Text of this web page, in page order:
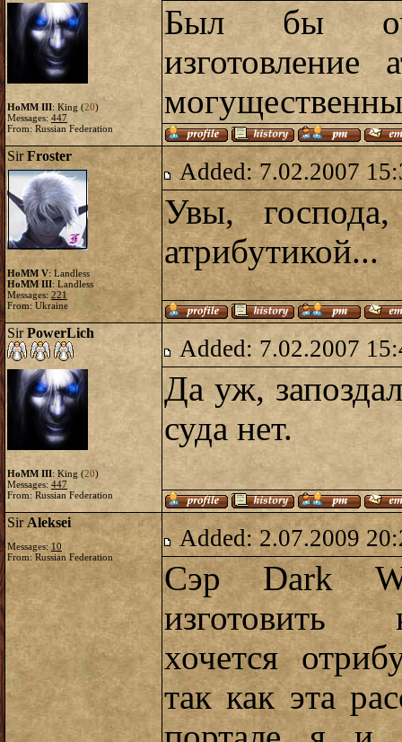
HoMM III: King (20)
Messages: 447
From: Russian Federation
Был бы
SirFroster
HoMM V: Landless
HoMM III: Landless
Messages: 221
From: Ukraine
Added: 7.02.2007
Увы,
атрибутикой...
SirPowerLich
HoMM III: King (20)
Messages: 447
From: Russian Federation
Added: 7.02.2007
Да уж,
суда нет.
Sir Aleksei
Messages:10
From: Russian Federation
Added: 2.07.2009
Сэр Dark
изготовить
хочется
так как эта